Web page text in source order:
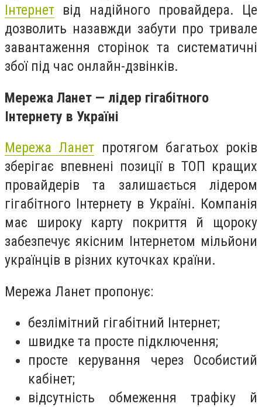
Інтернет від надійного провайдера. Це
дозволить назавжди забути про тривале
завантаження сторінок та систематичні
збої під час онлайн-дзвінків.
Мережа Ланет — лідер гігабітного
Інтернету в Україні
Мережа Ланет протягом багатьох років
зберігає впевнені позиції в ТОП кращих
провайдерів та залишається лідером
гігабітного Інтернету в Україні. Компанія
має широку карту покриття й щороку
забезпечує якісним Інтернетом мільйони
українців в різних куточках країни.
Мережа Ланет пропонує:
безлімітний гігабітний Інтернет;
швидке та просте підключення;
просте керування через Особистий
кабінет;
відсутність обмеження трафіку й